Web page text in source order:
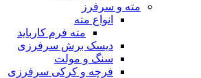
مته و سرفرز
انواع مته
مته فرم کارباید
دیسک برش سرفرزی
سنگ و مولت
فرچه و کرکی سرفرزی